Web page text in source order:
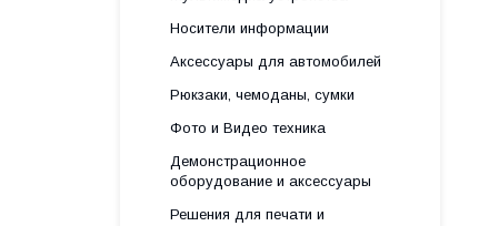
Носители информации
Аксессуары для автомобилей
Рюкзаки, чемоданы, сумки
Фото и Видео техника
Демонстрационное
оборудование и аксессуары
Решения для печати и